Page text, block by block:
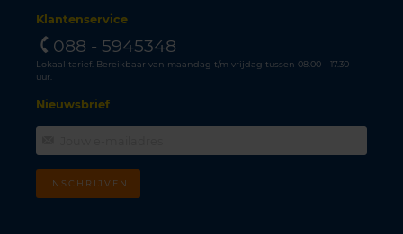
Klantenservice
088 - 5945348
Lokaal tarief. Bereikbaar van maandag t/m vrijdag tussen 08.00 - 17.30
uur.
Nieuwsbrief
INSCHRIJVEN